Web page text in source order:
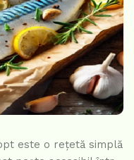
este o rețetă simplă